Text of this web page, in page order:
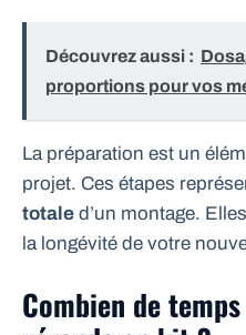
Découvrez aussi :
proportions pour vos
La préparation est un
projet. Ces étapes
totale d’un montage.
la longévité de votre
Combien de